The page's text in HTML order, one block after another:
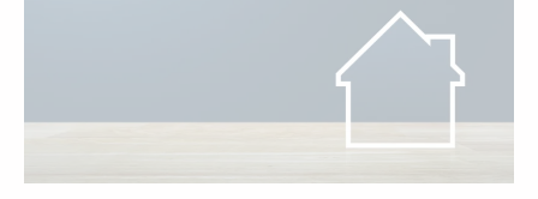
査定前に実施したい塩害チェックリスト
石川県羽咋市の不動産売却に役立つ塩害対策と
外壁塗装や防錆施工で塩害ダメージ軽減